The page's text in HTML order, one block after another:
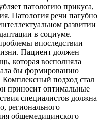
патологию прикуса,
Патология речи пагубно
развитии
в социуме.
впоследствии
Пациент должен
которая восполняла
бы формированию
Комплексный подход стал
приносит оптимальные
специалистов должна
регионального
общемедицинского